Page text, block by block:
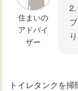
住まいの
アドバイ
ザー
トイレタンクを